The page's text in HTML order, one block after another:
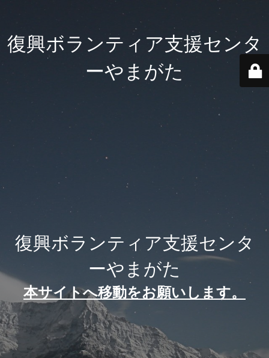
復興ボランティア支援センタ
ーやまがた
復興ボランティア支援センタ
ーやまがた
本サイトへ移動をお願いします。